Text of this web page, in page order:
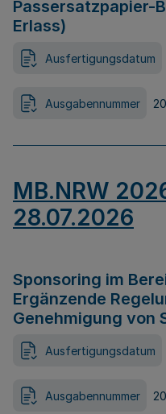
Passersatzpapier-
Erlass)
Ausfertigungsdatum
Ausgabennummer
MB.NRW
28.07.2026
Sponsoring im
Ergänzende
Genehmigung von
Ausfertigungsdatum
Ausgabennummer